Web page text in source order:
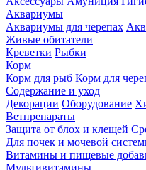
Аквариумы
Аквариумы для черепах
Живые обитатели
Креветки Рыбки
Корм
Корм для рыб Корм для
Содержание и уход
Декорации Оборудование
Ветпрепараты
Защита от блох и клещей
Для почек и мочевой
Витамины и пищевые
Мультивитамины